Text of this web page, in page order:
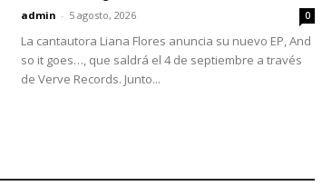
admin - 5 agosto, 2026 0
La cantautora Liana Flores anuncia su nuevo EP, And
so it goes…, que saldrá el 4 de septiembre a través
de Verve Records. Junto...